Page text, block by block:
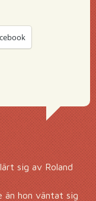
sig av Roland
än hon väntat sig